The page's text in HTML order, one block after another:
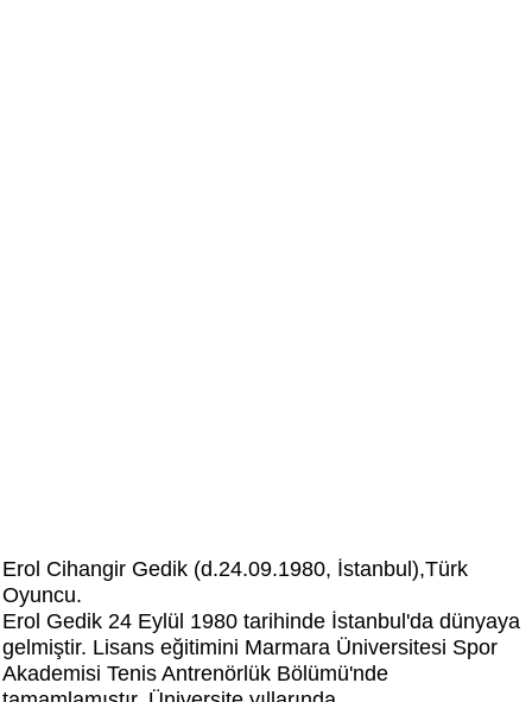
Erol Cihangir Gedik (d.24.09.1980, İstanbul),Türk
Oyuncu.
Erol Gedik 24 Eylül 1980 tarihinde İstanbul'da dünyaya
gelmiştir. Lisans eğitimini Marmara Üniversitesi Spor
Akademisi Tenis Antrenörlük Bölümü'nde